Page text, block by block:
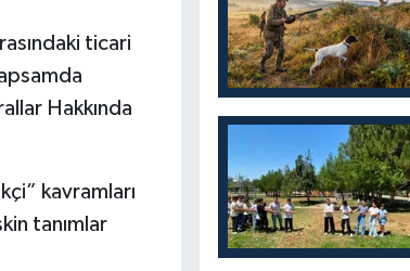
ticari
Hakkında
kavramları
tanımlar